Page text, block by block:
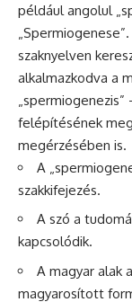
például angolul
szaknyelven
alkalmazkodva a
felépítésének
megérzésében is.
A
szakkifejezés.
A szó a
kapcsolódik.
A magyar alak
magyarosított